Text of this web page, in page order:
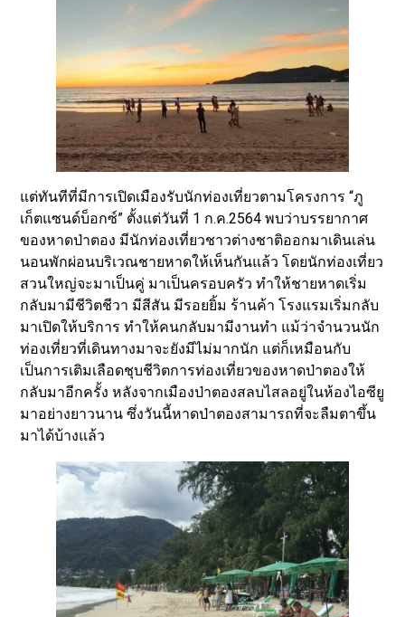
แต่ทันทีที่มีการเปิดเมืองรับนักท่องเที่ยวตามโครงการ “ภู
เก็ตแซนด์บ็อกซ์” ตั้งแต่วันที่ 1 ก.ค.2564 พบว่าบรรยากาศ
ของหาดป่าตอง มีนักท่องเที่ยวชาวต่างชาติออกมาเดินเล่น
นอนพักผ่อนบริเวณชายหาดให้เห็นกันแล้ว โดยนักท่องเที่ยว
สวนใหญ่จะมาเป็นคู่ มาเป็นครอบครัว ทำให้ชายหาดเริ่ม
กลับมามีชีวิตชีวา มีสีสัน มีรอยยิ้ม ร้านค้า โรงแรมเริ่มกลับ
มาเปิดให้บริการ ทำให้คนกลับมามีงานทำ แม้ว่าจำนวนนัก
ท่องเที่ยวที่เดินทางมาจะยังมีไม่มากนัก แต่ก็เหมือนกับ
เป็นการเติมเลือดชุบชีวิตการท่องเที่ยวของหาดป่าตองให้
กลับมาอีกครั้ง หลังจากเมืองป่าตองสลบไสลอยู่ในห้องไอซียู
มาอย่างยาวนาน ซึ่งวันนี้หาดป่าตองสามารถที่จะลืมตาขึ้น
มาได้บ้างแล้ว